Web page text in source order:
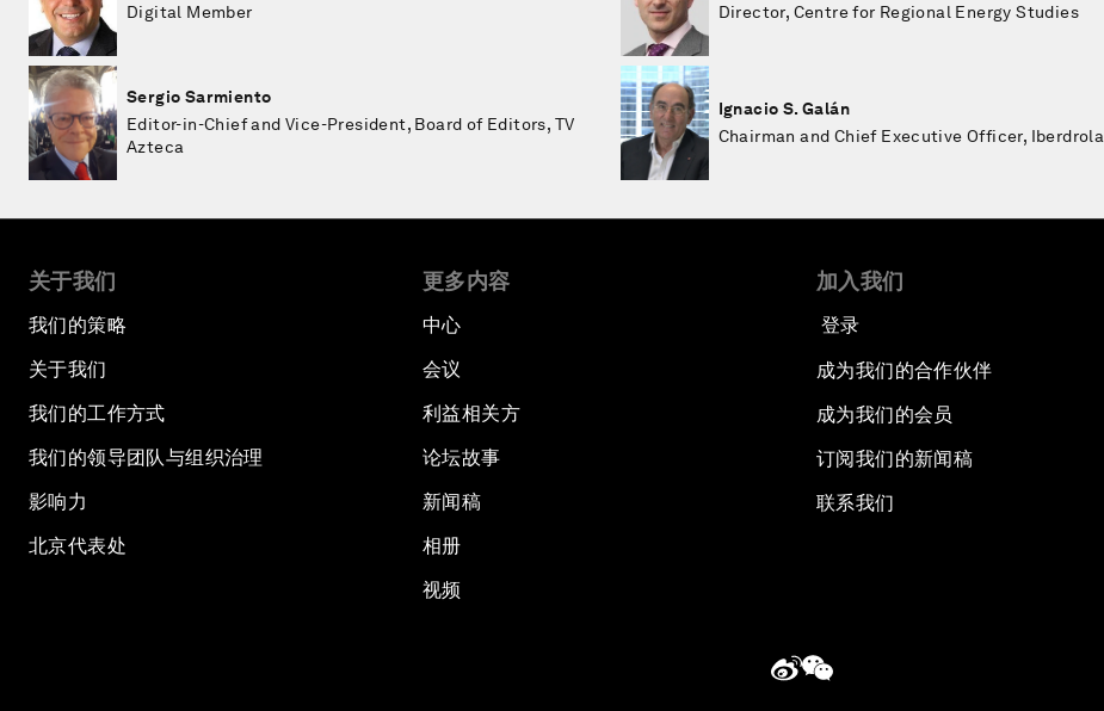
Digital Member
Director, Centre for Regional Energy Studies
Sergio Sarmiento
Editor-in-Chief and Vice-President, Board of Editors, TV
Azteca
Ignacio S. Galán
Chairman and Chief Executive Officer, Iberdrola
关于我们
我们的策略
关于我们
我们的工作方式
我们的领导团队与组织治理
影响力
北京代表处
更多内容
中心
会议
利益相关方
论坛故事
新闻稿
相册
视频
加入我们
登录
成为我们的合作伙伴
成为我们的会员
订阅我们的新闻稿
联系我们